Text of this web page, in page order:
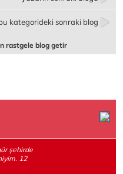
kategorideki sonraki blog
rastgele blog getir
şehirde
12